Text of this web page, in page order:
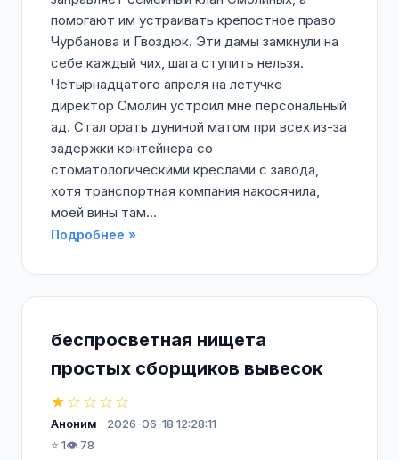
помогают им устраивать крепостное право
Чурбанова и Гвоздюк. Эти дамы замкнули на
себе каждый чих, шага ступить нельзя.
Четырнадцатого апреля на летучке
директор Смолин устроил мне персональный
ад. Стал орать дуниной матом при всех из-за
задержки контейнера со
стоматологическими креслами с завода,
хотя транспортная компания накосячила,
моей вины там...
Подробнее »
беспросветная нищета
простых сборщиков вывесок
★☆☆☆☆
Аноним
2026-06-18 12:28:11
⭐ 1👁️ 78